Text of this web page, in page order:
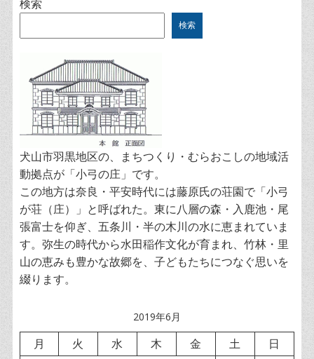
検索
検索
犬山市羽黒地区の、まちつくり・むらおこしの地域活
動拠点が「小弓の庄」です。
この地方は奈良・平安時代には藤原氏の荘園で「小弓
が荘（庄）」と呼ばれた。東に八層の森・入鹿池・尾
張富士を仰ぎ、五条川・半の木川の水に恵まれていま
す。弥生の時代から水田稲作文化が育まれ、竹林・里
山の恵みも豊かな故郷を、子どもたちにつなぐ思いを
綴ります。
2019年6月
月 火 水 木 金 土
日